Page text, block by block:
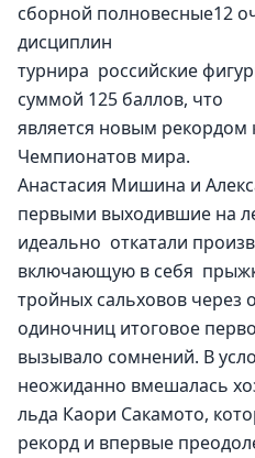
сборной полновесные12
дисциплин
турнира  российские
суммой 125 баллов, что
является новым рекордом
Чемпионатов мира.
Анастасия Мишина и
первыми выходившие на
идеально  откатали
включающую в себя
тройных сальховов через
одиночниц итоговое
вызывало сомнений. В
неожиданно вмешалась
льда Каори Сакамото,
рекорд и впервые